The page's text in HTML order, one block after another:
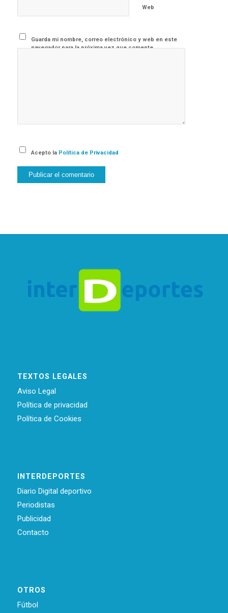
Web
Guarda mi nombre, correo electrónico y web en este
navegador para la próxima vez que comente.
Acepto la Política de Privacidad
TEXTOS LEGALES
Aviso Legal
Política de privacidad
Política de Cookies
INTERDEPORTES
Diario Digital deportivo
Periodistas
Publicidad
Contacto
OTROS
Fútbol